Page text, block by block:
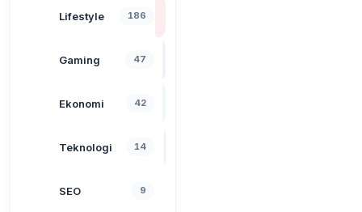
Lifestyle 186
Gaming 47
Ekonomi 42
Teknologi 14
SEO 9